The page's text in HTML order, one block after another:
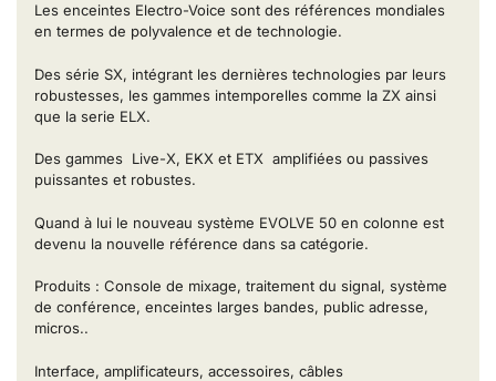
Les enceintes Electro-Voice sont des références mondiales
en termes de polyvalence et de technologie.
Des série SX, intégrant les dernières technologies par leurs
robustesses, les gammes intemporelles comme la ZX ainsi
que la serie ELX.
Des gammes Live-X, EKX et ETX amplifiées ou passives
puissantes et robustes.
Quand à lui le nouveau système EVOLVE 50 en colonne est
devenu la nouvelle référence dans sa catégorie.
Produits : Console de mixage, traitement du signal, système
de conférence, enceintes larges bandes, public adresse,
micros..
Interface, amplificateurs, accessoires, câbles